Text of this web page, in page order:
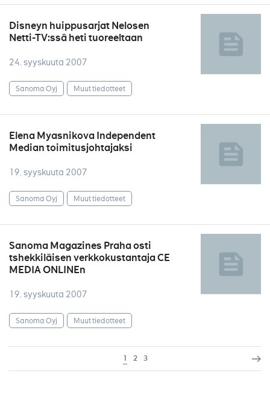
Disneyn huippusarjat Nelosen
Netti-TV:ssä heti tuoreeltaan
24. syyskuuta 2007
Sanoma Oyj Muut tiedotteet
Elena Myasnikova Independent
Median toimitusjohtajaksi
19. syyskuuta 2007
Sanoma Oyj Muut tiedotteet
Sanoma Magazines Praha osti
tshekkiläisen verkkokustantaja CE
MEDIA ONLINEn
19. syyskuuta 2007
Sanoma Oyj Muut tiedotteet
1 2 3